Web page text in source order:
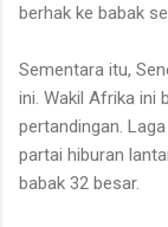
berhak ke babak
Sementara itu,
ini. Wakil Afrika ini
pertandingan.
partai hiburan
babak 32 besar.